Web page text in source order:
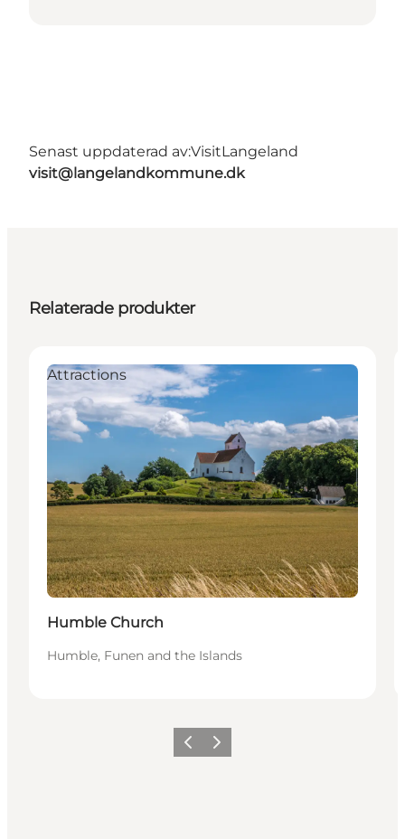
Senast uppdaterad av:VisitLangeland
visit@langelandkommune.dk
Relaterade produkter
Attractions
Humble Church
Humble, Funen and the Islands
Föregående
Nästa